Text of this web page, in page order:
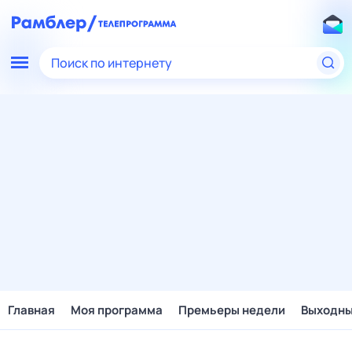
Поиск по интернету
Главная Моя программа Премьеры недели